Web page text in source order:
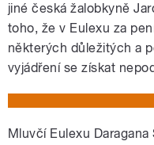
jiné česká žalobkyně
toho, že v Eulexu za
některých důležitých a
vyjádření se získat
Mluvčí Eulexu